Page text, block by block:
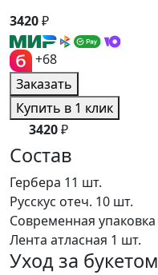
3420₽
+68
Заказать
Купить в 1 клик
3420₽
Состав
Гербера 11 шт.
Русскус отеч. 10 шт.
Современная упаковка
Лента атласная 1 шт.
Уход за букетом